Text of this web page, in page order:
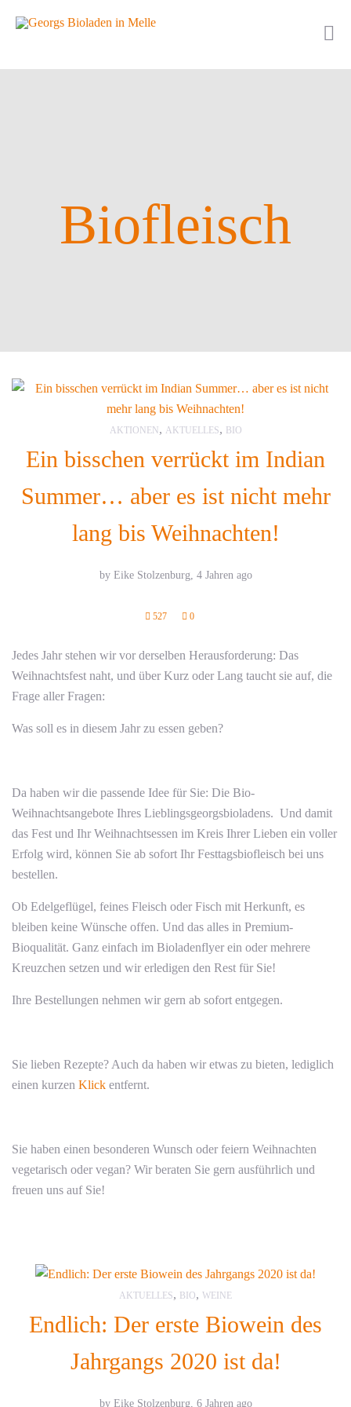
Biofleisch
AKTIONEN, AKTUELLES, BIO
Ein bisschen verrückt im Indian
Summer… aber es ist nicht mehr
lang bis Weihnachten!
by Eike Stolzenburg, 4 Jahren ago
527 0
Jedes Jahr stehen wir vor derselben Herausforderung: Das
Weihnachtsfest naht, und über Kurz oder Lang taucht sie auf, die
Frage aller Fragen:
Was soll es in diesem Jahr zu essen geben?
Da haben wir die passende Idee für Sie: Die Bio-
Weihnachtsangebote Ihres Lieblingsgeorgsbioladens. Und damit
das Fest und Ihr Weihnachtsessen im Kreis Ihrer Lieben ein voller
Erfolg wird, können Sie ab sofort Ihr Festtagsbiofleisch bei uns
bestellen.
Ob Edelgeflügel, feines Fleisch oder Fisch mit Herkunft, es
bleiben keine Wünsche offen. Und das alles in Premium-
Bioqualität. Ganz einfach im Bioladenflyer ein oder mehrere
Kreuzchen setzen und wir erledigen den Rest für Sie!
Ihre Bestellungen nehmen wir gern ab sofort entgegen.
Sie lieben Rezepte? Auch da haben wir etwas zu bieten, lediglich
einen kurzen Klick entfernt.
Sie haben einen besonderen Wunsch oder feiern Weihnachten
vegetarisch oder vegan? Wir beraten Sie gern ausführlich und
freuen uns auf Sie!
AKTUELLES, BIO, WEINE
Endlich: Der erste Biowein des
Jahrgangs 2020 ist da!
by Eike Stolzenburg, 6 Jahren ago